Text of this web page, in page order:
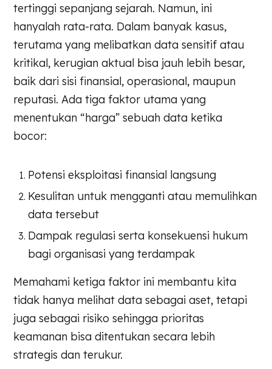
tertinggi sepanjang sejarah. Namun, ini
hanyalah rata-rata. Dalam banyak kasus,
terutama yang melibatkan data sensitif atau
kritikal, kerugian aktual bisa jauh lebih besar,
baik dari sisi finansial, operasional, maupun
reputasi. Ada tiga faktor utama yang
menentukan “harga” sebuah data ketika
bocor:
Potensi eksploitasi finansial langsung
Kesulitan untuk mengganti atau memulihkan
data tersebut
Dampak regulasi serta konsekuensi hukum
bagi organisasi yang terdampak
Memahami ketiga faktor ini membantu kita
tidak hanya melihat data sebagai aset, tetapi
juga sebagai risiko sehingga prioritas
keamanan bisa ditentukan secara lebih
strategis dan terukur.